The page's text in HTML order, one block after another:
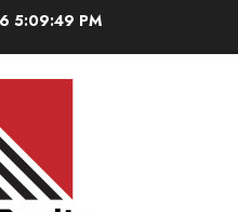
5:09:49 PM